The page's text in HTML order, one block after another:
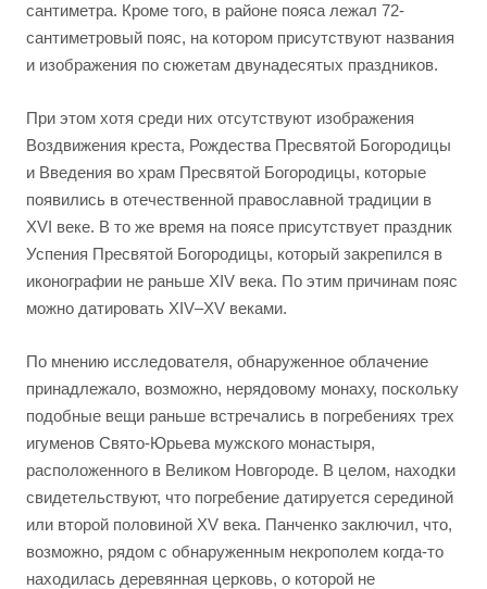
сантиметра. Кроме того, в районе пояса лежал 72-
сантиметровый пояс, на котором присутствуют названия
и изображения по сюжетам двунадесятых праздников.
При этом хотя среди них отсутствуют изображения
Воздвижения креста, Рождества Пресвятой Богородицы
и Введения во храм Пресвятой Богородицы, которые
появились в отечественной православной традиции в
XVI веке. В то же время на поясе присутствует праздник
Успения Пресвятой Богородицы, который закрепился в
иконографии не раньше XIV века. По этим причинам пояс
можно датировать XIV–XV веками.
По мнению исследователя, обнаруженное облачение
принадлежало, возможно, нерядовому монаху, поскольку
подобные вещи раньше встречались в погребениях трех
игуменов Свято-Юрьева мужского монастыря,
расположенного в Великом Новгороде. В целом, находки
свидетельствуют, что погребение датируется серединой
или второй половиной XV века. Панченко заключил, что,
возможно, рядом с обнаруженным некрополем когда-то
находилась деревянная церковь, о которой не